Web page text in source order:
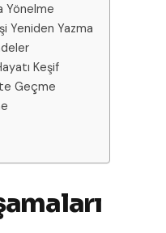
Yönelme
Yeniden Yazma
Keşif
Geçme